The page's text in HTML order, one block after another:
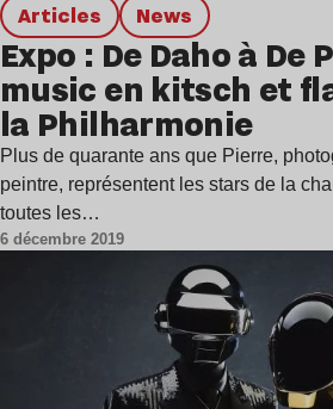
Articles news
Expo : De Daho à
music en kitsch et
la Philharmonie
Plus de quarante ans que Pierre,
peintre, représentent les stars de la
toutes les…
6 décembre 2019